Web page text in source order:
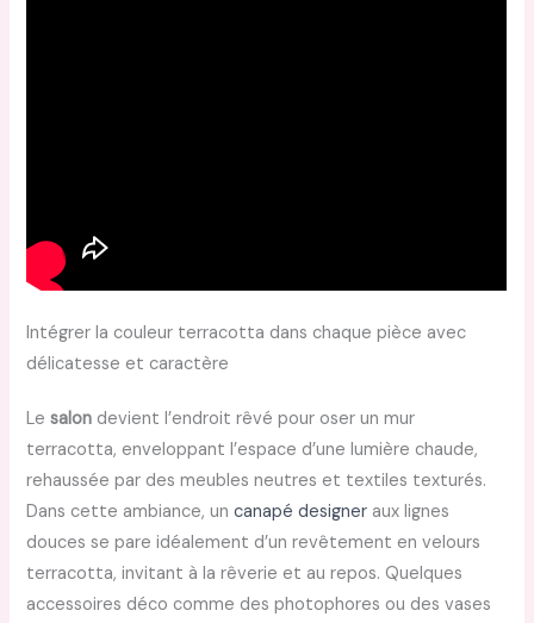
Intégrer la couleur terracotta dans chaque pièce avec
délicatesse et caractère
Lesalon devient l’endroit rêvé pour oser un mur
terracotta, enveloppant l’espace d’une lumière chaude,
rehaussée par des meubles neutres et textiles texturés.
Dans cette ambiance, uncanapé designer aux lignes
douces se pare idéalement d’un revêtement en velours
terracotta, invitant à la rêverie et au repos. Quelques
accessoires déco comme des photophores ou des vases